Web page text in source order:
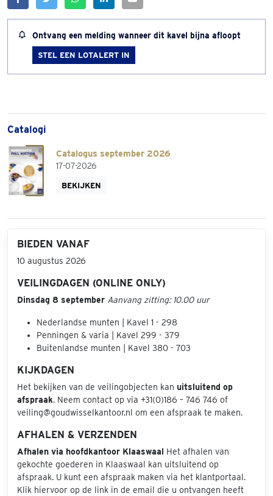
Ontvang een melding wanneer dit kavel bijna afloopt
STEL EEN LOTALERT IN
Catalogi
Catalogus september 2026
17-07-2026
BEKIJKEN
BIEDEN VANAF
10 augustus 2026
VEILINGDAGEN (ONLINE ONLY)
Dinsdag 8 september Aanvang zitting: 10.00 uur
Nederlandse munten | Kavel 1 - 298
Penningen & varia | Kavel 299 - 379
Buitenlandse munten | Kavel 380 - 703
KIJKDAGEN
Het bekijken van de veilingobjecten kan uitsluitend op
afspraak. Neem contact op via +31(0)186 – 746 746 of
veiling@goudwisselkantoor.nl om een afspraak te maken.
AFHALEN & VERZENDEN
Afhalen via hoofdkantoor Klaaswaal Het afhalen van
gekochte goederen in Klaaswaal kan uitsluitend op
afspraak. U kunt een afspraak maken via het klantportaal.
Klik hiervoor op de link in de email die u ontvangen heeft